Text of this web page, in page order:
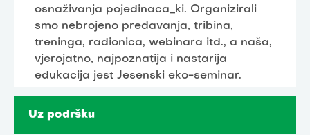
osnaživanja pojedinaca_ki. Organizirali
smo nebrojeno predavanja, tribina,
treninga, radionica, webinara itd., a naša,
vjerojatno, najpoznatija i nastarija
edukacija jest Jesenski eko-seminar.
Uz podršku